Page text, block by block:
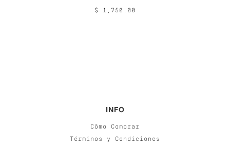
$ 1,750.00
INFO
Cómo Comprar
Términos y Condiciones